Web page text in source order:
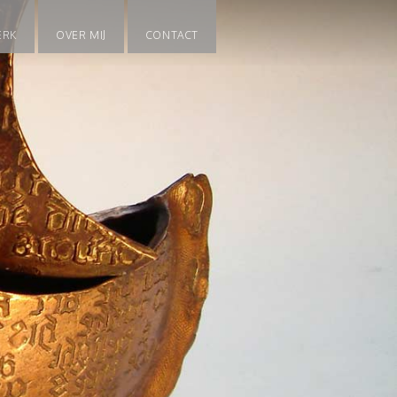
OVER MIJ CONTACT